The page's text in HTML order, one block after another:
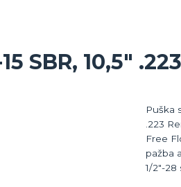
SBR, 10,5" .223
Puška
.223
Free
pažba
1/2"-28